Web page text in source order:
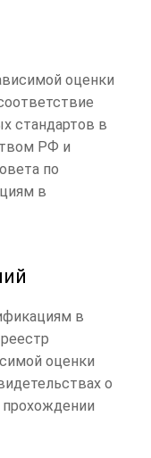
оценки
стандартов в
РФ и
по
в
в
оценки
о